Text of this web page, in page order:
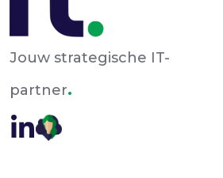
Jouw strategische IT-
partner.